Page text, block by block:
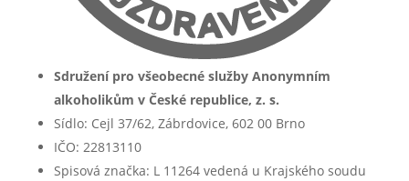
Sdružení pro všeobecné služby Anonymním
alkoholikům v České republice, z. s.
Sídlo: Cejl 37/62, Zábrdovice, 602 00 Brno
IČO: 22813110
Spisová značka: L 11264 vedená u Krajského soudu